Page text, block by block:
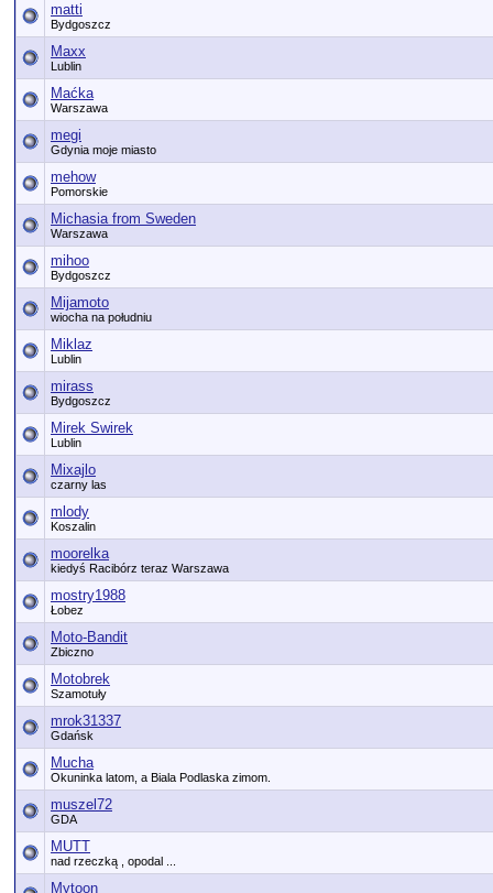
matti
Bydgoszcz
Maxx
Lublin
Maćka
Warszawa
megi
Gdynia moje miasto
mehow
Pomorskie
Michasia from Sweden
Warszawa
mihoo
Bydgoszcz
Mijamoto
wiocha na południu
Miklaz
Lublin
mirass
Bydgoszcz
Mirek Swirek
Lublin
Mixajlo
czarny las
mlody
Koszalin
moorelka
kiedyś Racibórz teraz Warszawa
mostry1988
Łobez
Moto-Bandit
Zbiczno
Motobrek
Szamotuły
mrok31337
Gdańsk
Mucha
Okuninka latom, a Biala Podlaska zimom.
muszel72
GDA
MUTT
nad rzeczką , opodal ...
Mytoon